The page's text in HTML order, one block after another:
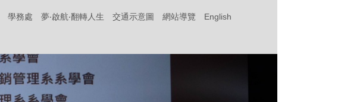
學務處 夢‧啟航‧翻轉人生 交通示意圖 網站導覽 English